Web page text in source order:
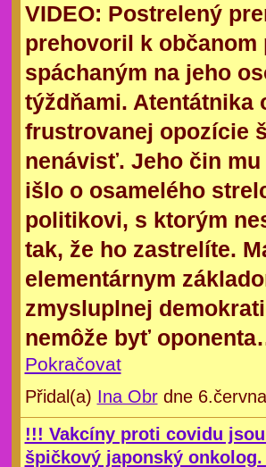
VIDEO: Postrelený
prehovoril k občanom
spáchaným na jeho
týždňami. Atentátnika
frustrovanej opozície
nenávisť. Jeho čin
išlo o osamelého
politikovi, s ktorým
tak, že ho zastrelíte.
elementárnym
zmysluplnej
nemôže byť
Pokračovat
Přidal(a) Ina Obrdne
!!! Vakcíny proti covidu
špičkový japonský